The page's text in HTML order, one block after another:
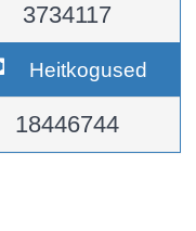
3734117
Heitkogused
18446744